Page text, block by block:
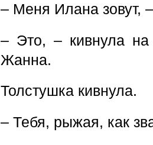
– Меня Илана зовут,
– Это, – кивнула на
Жанна.
Толстушка кивнула.
– Тебя, рыжая, как